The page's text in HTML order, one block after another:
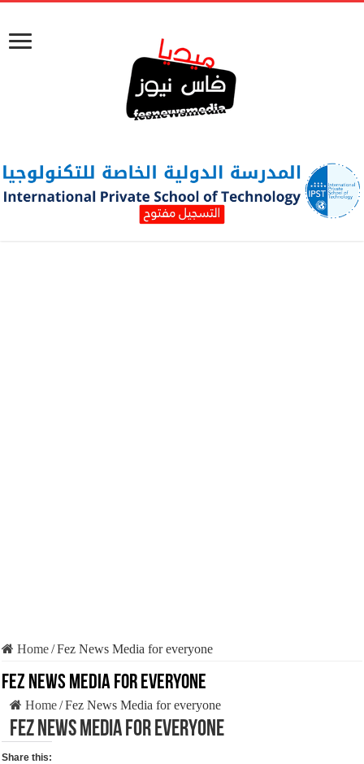
Home/Fez News Media for everyone
Fez News Media for everyone
Home/Fez News Media for everyone
Fez News Media for everyone
Share this: